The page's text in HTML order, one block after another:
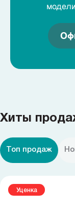
Хиты
Топ продаж
Уценка